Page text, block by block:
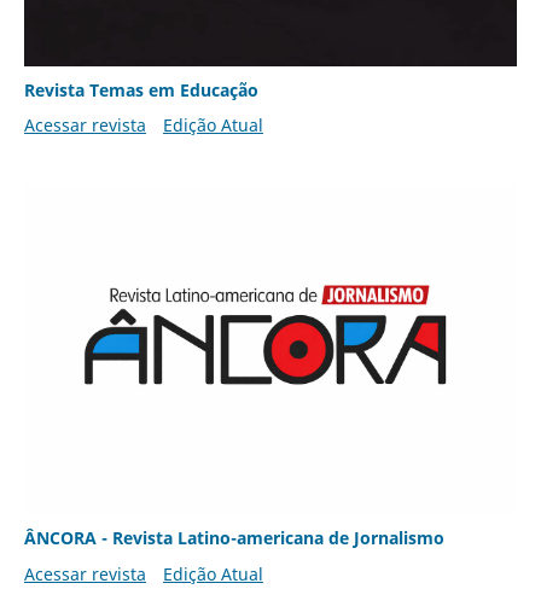
Revista Temas em Educação
Acessar revista
Edição Atual
ÂNCORA - Revista Latino-americana de Jornalismo
Acessar revista
Edição Atual